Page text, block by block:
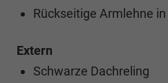
Rückseitige Armlehne
Extern
Schwarze Dachreling